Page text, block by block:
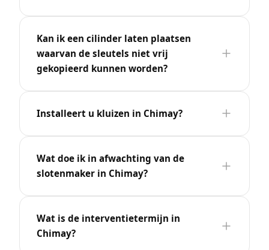
Kan ik een cilinder laten plaatsen
waarvan de sleutels niet vrij
gekopieerd kunnen worden?
Installeert u kluizen in Chimay?
Wat doe ik in afwachting van de
slotenmaker in Chimay?
Wat is de interventietermijn in
Chimay?